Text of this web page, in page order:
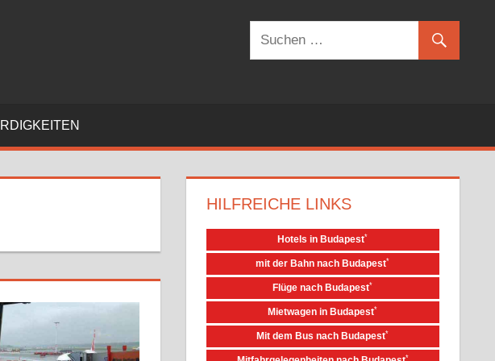
HILFREICHE LINKS
Hotels in Budapest*
mit der Bahn nach Budapest*
Flüge nach Budapest*
Mietwagen in Budapest*
Mit dem Bus nach Budapest*
*